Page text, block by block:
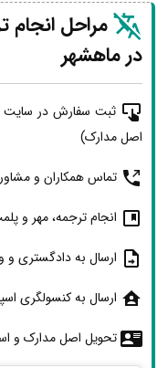
مراحل انجام
در ماهشهر
ثبت سفارش در سایت
اصل مدارک)
تماس همکاران و
انجام ترجمه، مهر و
ارسال به دادگستری و
ارسال به کنسولگری
تحویل اصل مدارک و